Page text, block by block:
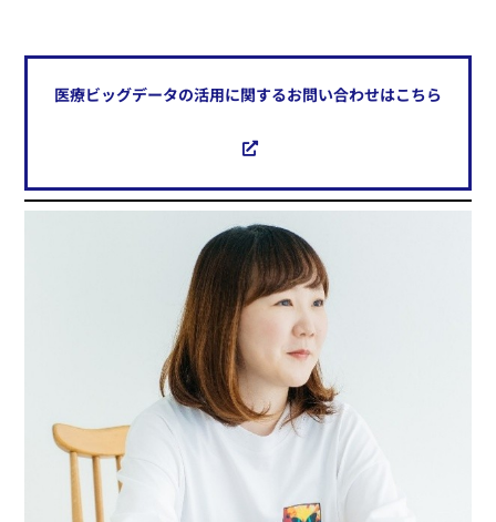
医療ビッグデータの活用に関するお問い合わせはこちら